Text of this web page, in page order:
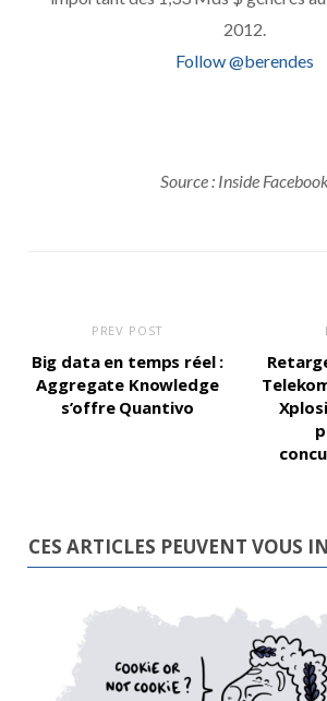
2012.
Follow @berendes
Source : Inside
PREV POST
Big data en temps réel :
Aggregate Knowledge
s’offre Quantivo
CES ARTICLES PEUVENT VOUS